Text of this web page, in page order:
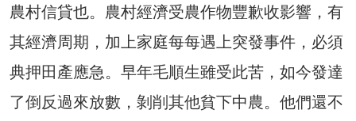
農村信貸也。農村經濟受農作物豐歉收影響，有
其經濟周期，加上家庭每每遇上突發事件，必須
典押田產應急。早年毛順生雖受此苦，如今發達
了倒反過來放數，剝削其他貧下中農。他們還不